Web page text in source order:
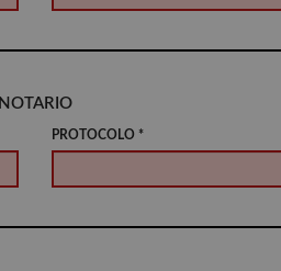
NOTARIO
PROTOCOLO *